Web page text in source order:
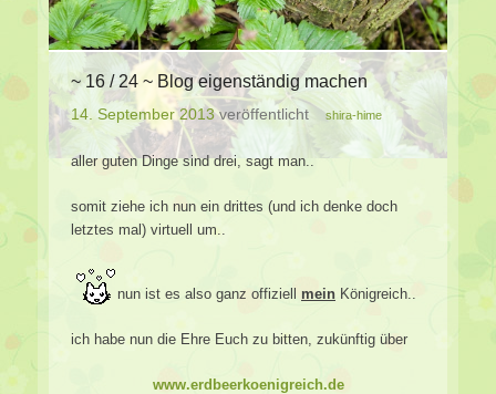
~ 16 / 24 ~ Blog eigenständig machen
14. September 2013veröffentlicht shira-hime
aller guten Dinge sind drei, sagt man..
somit ziehe ich nun ein drittes (und ich denke doch
letztes mal) virtuell um..
nun ist es also ganz offiziell mein Königreich..
ich habe nun die Ehre Euch zu bitten, zukünftig über
www.erdbeerkoenigreich.de